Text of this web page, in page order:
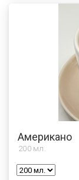
Американо
200 мл.